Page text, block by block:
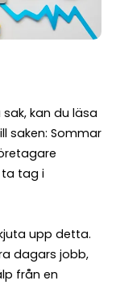
kan du läsa
saken: Sommar
tag i
upp detta.
dagars jobb,
från en